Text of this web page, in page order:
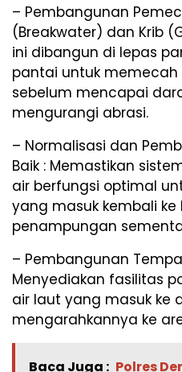
– Pembangunan
(Breakwater) dan Krib
ini dibangun di lepas
pantai untuk
sebelum mencapai
mengurangi abrasi.
– Normalisasi dan
Baik : Memastikan
air berfungsi optimal
yang masuk kembali
penampungan
– Pembangunan
Menyediakan fasilitas
air laut yang masuk ke
mengarahkannya ke
Baca Juga : Polres